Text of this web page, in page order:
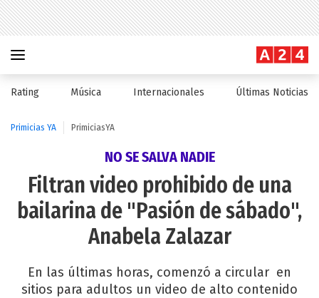
Rating Música Internacionales Últimas Noticias
Primicias YA PrimiciasYA
NO SE SALVA NADIE
Filtran video prohibido de una
bailarina de "Pasión de sábado",
Anabela Zalazar
En las últimas horas, comenzó a circular en
sitios para adultos un video de alto contenido